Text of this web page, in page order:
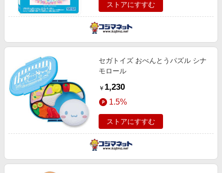
ストアにすすむ
セガトイズ おべんとうパズル シナ
モロール
￥ 1,230
1.5%
ストアにすすむ